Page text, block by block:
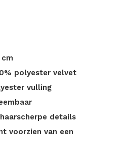
polyester velvet
vulling
details
voorzien van een